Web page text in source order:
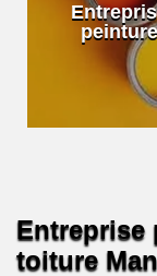
Entreprise
toiture